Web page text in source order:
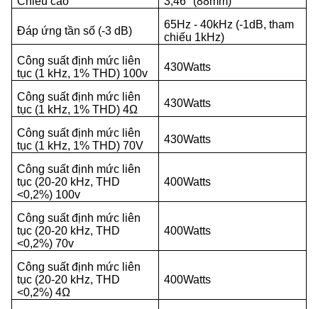
Đáp ứng tần số (-3 dB)
65Hz - 40kHz (-1dB, tham
chiếu 1kHz)
Công suất định mức liên
tục (1 kHz, 1% THD) 100v
430Watts
Công suất định mức liên
tục (1 kHz, 1% THD) 4Ω
430Watts
Công suất định mức liên
tục (1 kHz, 1% THD) 70V
430Watts
Công suất định mức liên
tục (20-20 kHz, THD
<0,2%) 100v
400Watts
Công suất định mức liên
tục (20-20 kHz, THD
<0,2%) 70v
400Watts
Công suất định mức liên
tục (20-20 kHz, THD
<0,2%) 4Ω
400Watts